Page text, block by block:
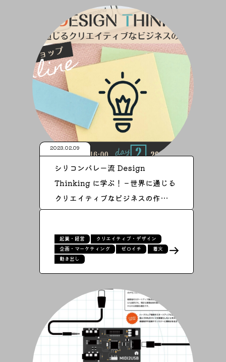
2023.02.09
シリコンバレー流 Design
Thinking に学ぶ！－世界に通じる
クリエイティブなビジネスの作…
起業・経営
クリエイティブ・デザイン
企画・マーケティング
ゼロイチ
着火
動き出し